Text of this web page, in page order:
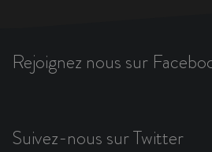
Rejoignez nous sur
Suivez-nous sur Twitter